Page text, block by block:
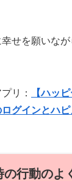
せを願いな
リ：
【ハッ
グインとハ
行動のよ